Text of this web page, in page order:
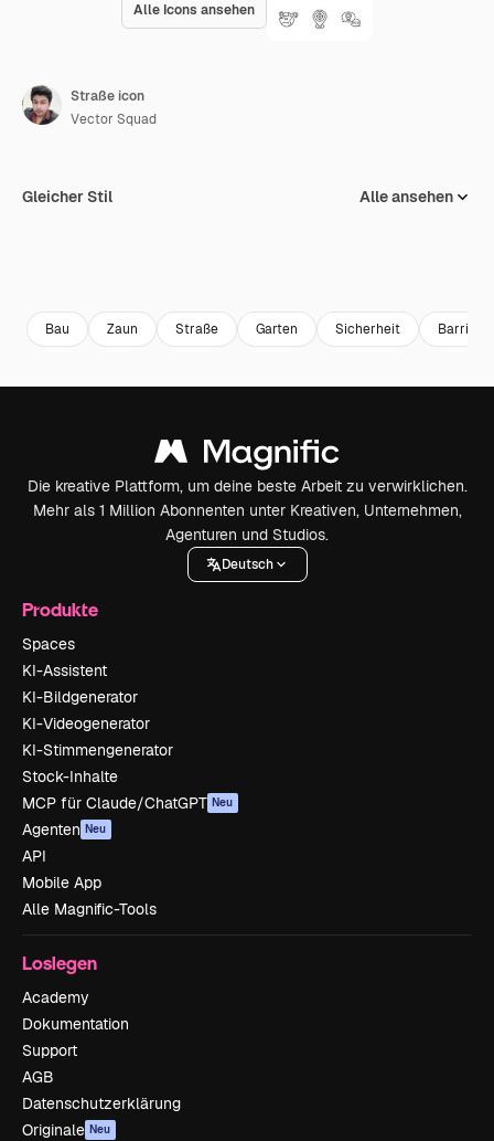
Alle Icons ansehen
Straße icon
Vector Squad
Gleicher Stil Alle ansehen
Bau Zaun Straße Garten Sicherheit Barriere
Die kreative Plattform, um deine beste Arbeit zu verwirklichen.
Mehr als 1 Million Abonnenten unter Kreativen, Unternehmen,
Agenturen und Studios.
Deutsch
Produkte
Spaces
KI-Assistent
KI-Bildgenerator
KI-Videogenerator
KI-Stimmengenerator
Stock-Inhalte
MCP für Claude/ChatGPT Neu
Agenten Neu
API
Mobile App
Alle Magnific-Tools
Loslegen
Academy
Dokumentation
Support
AGB
Datenschutzerklärung
Originale Neu